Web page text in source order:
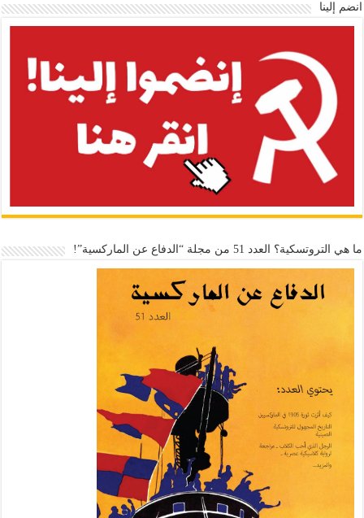
انضم إلينا
ما هي التروتسكية؟ العدد 51 من مجلة “الدفاع عن الماركسية”!